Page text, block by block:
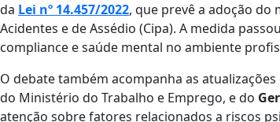
da Lei nº 14.457/2022, que prevê a adoção do
Acidentes e de Assédio (Cipa). A medida
compliance e saúde mental no ambiente
O debate também acompanha as atualizações
do Ministério do Trabalho e Emprego, e do
atenção sobre fatores relacionados a riscos